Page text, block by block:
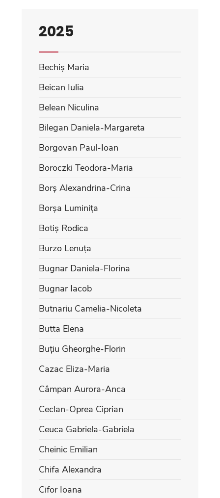
2025
Bechiș Maria
Beican Iulia
Belean Niculina
Bilegan Daniela-Margareta
Borgovan Paul-Ioan
Boroczki Teodora-Maria
Borș Alexandrina-Crina
Borșa Luminița
Botiș Rodica
Burzo Lenuța
Bugnar Daniela-Florina
Bugnar Iacob
Butnariu Camelia-Nicoleta
Butta Elena
Buțiu Gheorghe-Florin
Cazac Eliza-Maria
Câmpan Aurora-Anca
Ceclan-Oprea Ciprian
Ceuca Gabriela-Gabriela
Cheinic Emilian
Chifa Alexandra
Cifor Ioana